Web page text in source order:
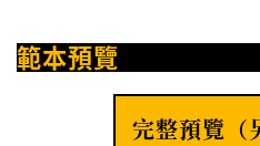
範本預覽
完整預覽（